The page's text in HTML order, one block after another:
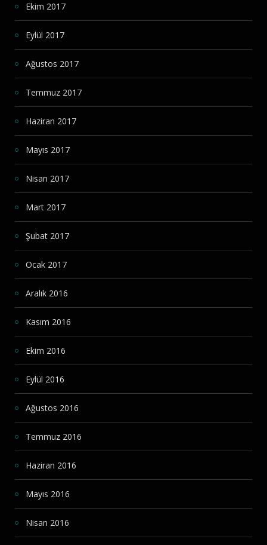
Ekim 2017
Eylül 2017
Ağustos 2017
Temmuz 2017
Haziran 2017
Mayıs 2017
Nisan 2017
Mart 2017
Şubat 2017
Ocak 2017
Aralık 2016
Kasım 2016
Ekim 2016
Eylül 2016
Ağustos 2016
Temmuz 2016
Haziran 2016
Mayıs 2016
Nisan 2016